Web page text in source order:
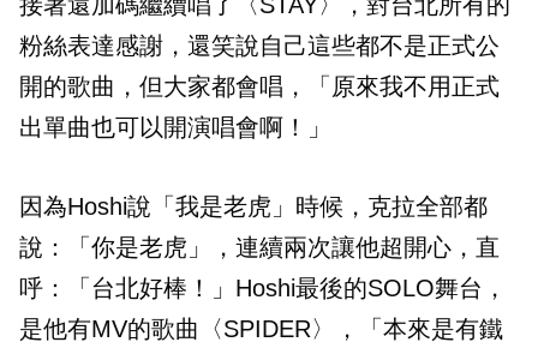
粉絲表達感謝，還笑說自己這些都不是正式公
開的歌曲，但大家都會唱，「原來我不用正式
出單曲也可以開演唱會啊！」
因為Hoshi說「我是老虎」時候，克拉全部都
說：「你是老虎」，連續兩次讓他超開心，直
呼：「台北好棒！」Hoshi最後的SOLO舞台，
是他有MV的歌曲〈SPIDER〉，「本來是有鐵